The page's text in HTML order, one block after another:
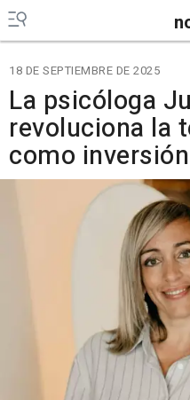
18 DE SEPTIEMBRE DE 2025
La psicóloga
revoluciona la
como